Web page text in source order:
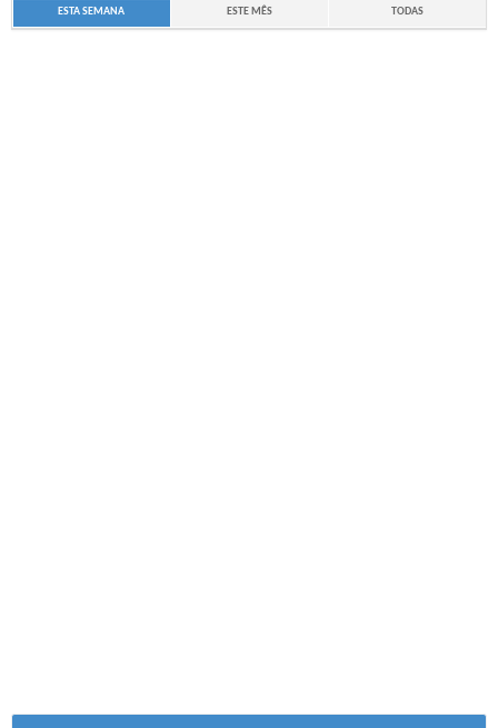
ESTA SEMANA ESTE MÊS TODAS